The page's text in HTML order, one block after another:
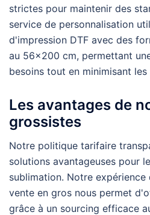
strictes pour maintenir des
service de personnalisation
d'impression DTF avec des
au 56×200 cm, permettant
besoins tout en minimisant
Les avantages de
grossistes
Notre politique tarifaire
solutions avantageuses pour
sublimation. Notre expérience
vente en gros nous permet
grâce à un sourcing efficace